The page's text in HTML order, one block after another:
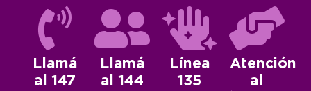
Llamá
al 147
Llamá
al 144
Línea
135
Atención
al